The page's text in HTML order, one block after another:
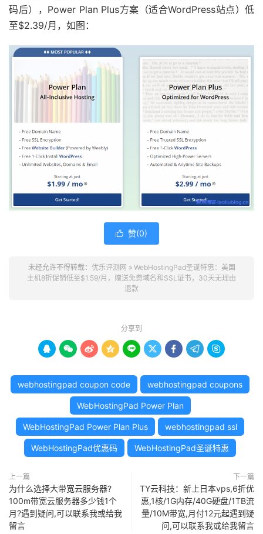
码后），Power Plan Plus方案（适合WordPress站点）低
至$2.39/月，如图：
 赞(0)
未经允许不得转载： 优乐评测网 » WebHostingPad圣诞特惠：美国
主机8折促销低至$1.59/月，赠送免费域名和SSL证书，30天无理由
退款
分享到
        
webhostingpad coupon code webhostingpad coupons
WebHostingPad Power Plan
WebHostingPad Power Plan Plus webhostingpad ssl
WebHostingPad优惠码 WebHostingPad圣诞特惠
上一篇
为什么选择大带宽云服务器?
100m带宽云服务器多少钱1个
月?遇到疑问,可以联系我或给我
留言
下一篇
TY云科技：新上日本vps,6折优
惠,1核/1G内存/40G硬盘/1TB流
量/10M带宽,月付12元起遇到疑
问,可以联系我或给我留言